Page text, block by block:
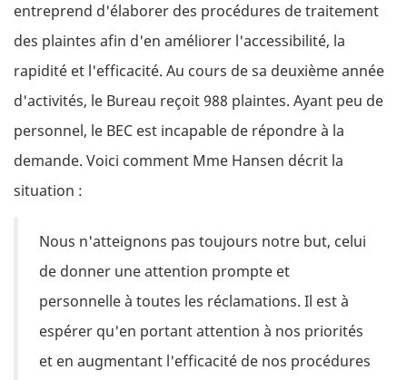
entreprend d'élaborer des procédures de traitement
des plaintes afin d'en améliorer l'accessibilité, la
rapidité et l'efficacité. Au cours de sa deuxième année
d'activités, le Bureau reçoit 988 plaintes. Ayant peu de
personnel, le BEC est incapable de répondre à la
demande. Voici comment Mme Hansen décrit la
situation :
Nous n'atteignons pas toujours notre but, celui
de donner une attention prompte et
personnelle à toutes les réclamations. Il est à
espérer qu'en portant attention à nos priorités
et en augmentant l'efficacité de nos procédures